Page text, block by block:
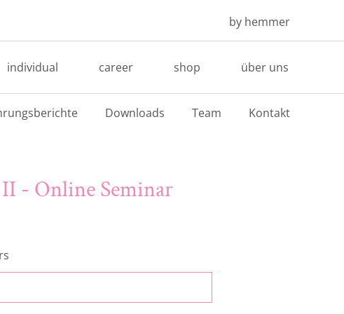
by hemmer
individual career shop über uns
Downloads Team Kontakt
- Online Seminar